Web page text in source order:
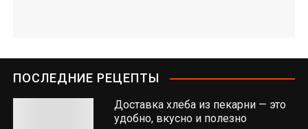
ПОСЛЕДНИЕ РЕЦЕПТЫ
Доставка хлеба из пекарни — это
удобно, вкусно и полезно